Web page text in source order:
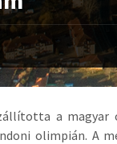
a magyar
olimpián. A